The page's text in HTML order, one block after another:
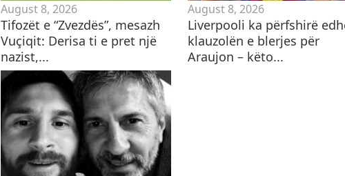
August 8, 2026
Tifozët e “Zvezdës”, mesazh
Vuçiqit: Derisa ti e pret një
nazist,...
August 8, 2026
Liverpooli ka përfshirë
klauzolën e blerjes për
Araujon – këto...